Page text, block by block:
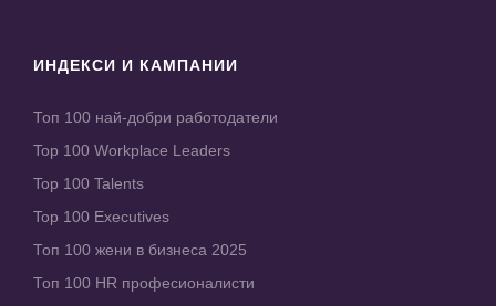
ИНДЕКСИ И КАМПАНИИ
Топ 100 най-добри работодатели
Top 100 Workplace Leaders
Top 100 Talents
Top 100 Executives
Топ 100 жени в бизнеса 2025
Топ 100 HR професионалисти